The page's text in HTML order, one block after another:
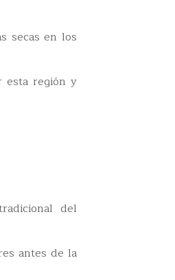
secas en los
esta región y
del
antes de la